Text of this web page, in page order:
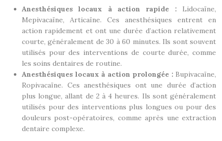
Anesthésiques locaux à action rapide : Lidocaïne,
Mepivacaïne, Articaïne. Ces anesthésiques entrent en
action rapidement et ont une durée d’action relativement
courte, généralement de 30 à 60 minutes. Ils sont souvent
utilisés pour des interventions de courte durée, comme
les soins dentaires de routine.
Anesthésiques locaux à action prolongée : Bupivacaïne,
Ropivacaïne. Ces anesthésiques ont une durée d’action
plus longue, allant de 2 à 4 heures. Ils sont généralement
utilisés pour des interventions plus longues ou pour des
douleurs post-opératoires, comme après une extraction
dentaire complexe.